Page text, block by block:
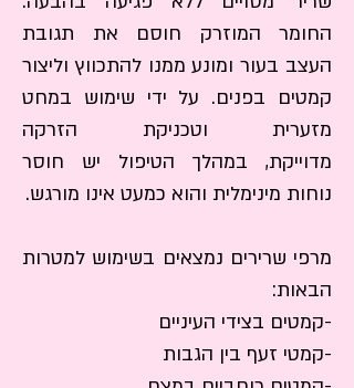
לבוטוקס, חומר מרפה שרירים, נוצרה הסטיגמה שהוא
הופך את הפנים לחסרות הבעה,
אך כשהטיפול
בבוטוקס מבוצע כהלכה ההיפך הוא הנכון: מרפי
שרירים מצויינים לצורך
וכשמבוצעים בצורה מדוייקת, הם משפיעים באופן
המוזרק חוסם את תגובת העצב בעור ומונע
במחט מזערית וטכניקת הזרקה מדוייקת,
הטיפול יש חוסר נוחות מינימלית והוא כמעט אינו
מורגש.
החומר המוזרק חוסם את תגובת
העצב בעור ומונע ממנולהתכווץ וליצור
קמטים בפנים. על ידי שימוש במחט
מזערית וטכניקת הזרקה
מדוייקת, במהלך הטיפול יש חוסר
נוחות מינימלית והוא כמעט אינו מורגש.
מרפי שרירים נמצאים בשימוש למטרות
הבאות:
-קמטים בצידי העיניים
-קמטי זעף בין הגבות